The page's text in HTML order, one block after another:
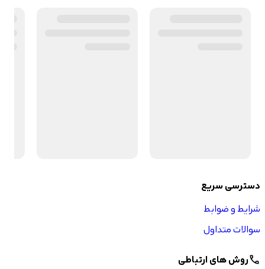
دسترسی سریع
شرایط و ضوابط
سوالات متداول
callروش های ارتباطی